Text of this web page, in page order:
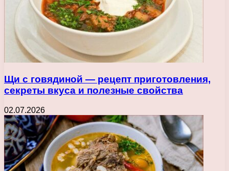
Щи с говядиной — рецепт приготовления,
секреты вкуса и полезные свойства
02.07.2026